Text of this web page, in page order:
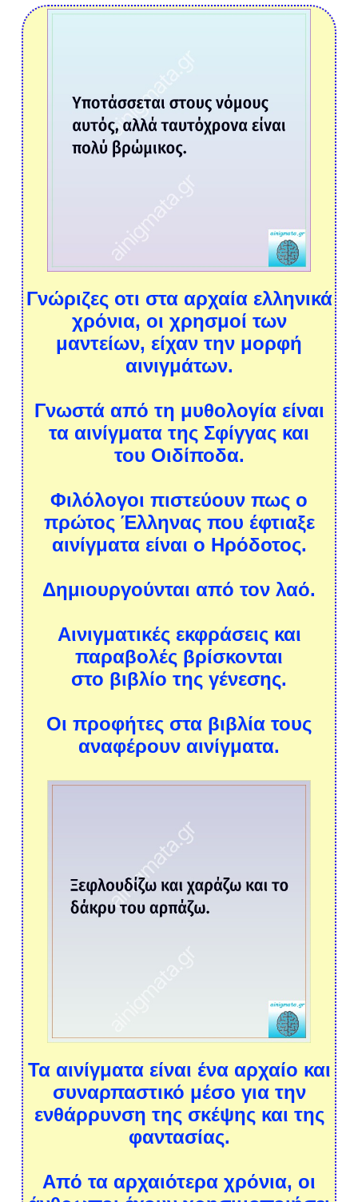
Γνώριζες οτι στα αρχαία ελληνικά
χρόνια, οι χρησμοί των
μαντείων, είχαν την μορφή
αινιγμάτων.
Γνωστά από τη μυθολογία είναι
τα αινίγματα της Σφίγγας και
του Οιδίποδα.
Φιλόλογοι πιστεύουν πως ο
πρώτος Έλληνας που έφτιαξε
αινίγματα είναι ο Ηρόδοτος.
Δημιουργούνται από τον λαό.
Αινιγματικές εκφράσεις και
παραβολές βρίσκονται
στο βιβλίο της γένεσης.
Οι προφήτες στα βιβλία τους
αναφέρουν αινίγματα.
Τα αινίγματα είναι ένα αρχαίο και
συναρπαστικό μέσο για την
ενθάρρυνση της σκέψης και της
φαντασίας.
Από τα αρχαιότερα χρόνια, οι